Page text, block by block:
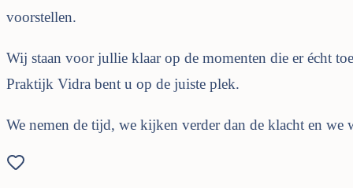
voorstellen.
Wij staan voor jullie klaar op de momenten die er écht
Praktijk Vidra bent u op de juiste plek.
We nemen de tijd, we kijken verder dan de klacht en we